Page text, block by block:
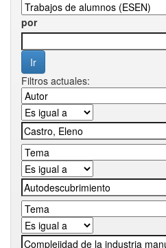
por
Filtros actuales: